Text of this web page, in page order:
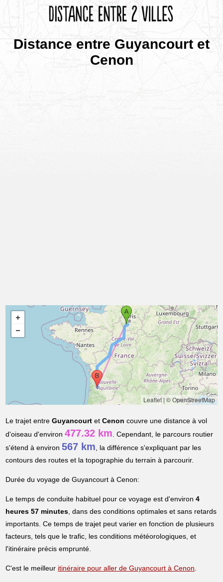
Distance entre Guyancourt et
Cenon
Leaflet|© OpenStreetMap
Le trajet entreGuyancourt etCenon couvre une distance à vol
d'oiseau d'environ477.32 km. Cependant, le parcours routier
s'étend à environ567 km, la différence s'expliquant par les
contours des routes et la topographie du terrain à parcourir.
Durée du voyage de Guyancourt à Cenon:
Le temps de conduite habituel pour ce voyage est d'environ4
heures 57 minutes, dans des conditions optimales et sans retards
importants. Ce temps de trajet peut varier en fonction de plusieurs
facteurs, tels que le trafic, les conditions météorologiques, et
l'itinéraire précis emprunté.
C'est le meilleur itinéraire pour aller de Guyancourt à Cenon.